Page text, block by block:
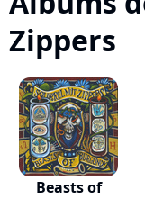
Zippers
Beasts of